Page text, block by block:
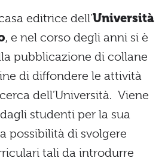
editrice dell’Università
, e nel corso degli anni si è
pubblicazione di collane
di diffondere le attività
dell’Università. Viene
studenti per la sua
possibilità di svolgere
tali da introdurre